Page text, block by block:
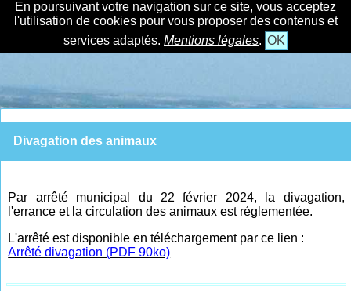
En poursuivant votre navigation sur ce site, vous acceptez
l'utilisation de cookies pour vous proposer des contenus et
services adaptés. Mentions légales. OK
Divagation des animaux
Par arrêté municipal du 22 février 2024, la divagation,
l'errance et la circulation des animaux est réglementée.
L'arrêté est disponible en téléchargement par ce lien :
Arrêté divagation (PDF 90ko)